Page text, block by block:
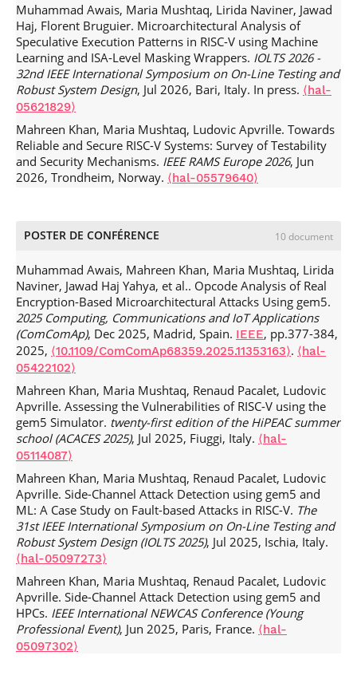
01748398⟩
Muhammad Awais, Maria Mushtaq, Lirida Naviner, Jawad
Haj, Florent Bruguier. Microarchitectural Analysis of
Speculative Execution Patterns in RISC-V using Machine
Learning and ISA-Level Masking Wrappers. IOLTS 2026 -
32nd IEEE International Symposium on On-Line Testing and
Robust System Design, Jul 2026, Bari, Italy. In press. ⟨hal-
05621829⟩
Mahreen Khan, Maria Mushtaq, Ludovic Apvrille. Towards
Reliable and Secure RISC-V Systems: Survey of Testability
and Security Mechanisms. IEEE RAMS Europe 2026, Jun
2026, Trondheim, Norway. ⟨hal-05579640⟩
Timing Side-Channel Attacks on Noisy Neuromorphic
Troy, Alabama, United States.⟨10.1145/YYYYYYY.YYYYYYY⟩
⟨hal-05537343⟩
Mahreen Khan, Maria Mushtaq, Renaud Pacalet, Ludovic
Apvrille. Cross-Core Covert Channel for RISC-V:
Implementation, Countermeasures and Cross-Platform
Analysis.CASCADE Constructive Approaches for SeCurity
Analysis and Design of Embedded systems
Regensburg, Germany. ⟨hal-05510026⟩
Mahreen Khan, Muhammad Emir Bin Mohd Shahfie, Maria
Mushtaq, Renaud Pacalet, Ludovic Apvrille.
Microarchitectural Espionage: FPGA-Based Security
Analysis of Branch Prediction in RISC-V Out-of-Order
Cores.
2026 14th International Symposium on Digital
Forensics and Security (ISDFS), Mar 2026, BOSTON,
Massachusetts, United States. pp.1-7,
⟨10.1109/ISDFS69419.2026.11459082⟩.⟨hal-05479284⟩
Muhammad Awais, Maria Mushtaq, Lirida Naviner, Florent
Bruguier, Jawad Haj Yahya. RV-Sec5: Enhancing RISC-V
Security Evaluation via Targeted ISA-Level Instrumentation
using gem5.AISC 2026 - 17th Australasian Information
Security Conference, Australasian Computer Science Week
(ACSW 2026), Feb 2026, Melbourne, Australia. pp.10-19,
⟨10.1145/3793638.3793640⟩.⟨hal-05525254v2⟩
POSTER DE CONFÉRENCE 10 document
Muhammad Awais, Mahreen Khan, Maria Mushtaq, Lirida
Naviner, Jawad Haj Yahya, et al.. Opcode Analysis of Real
Encryption-Based Microarchitectural Attacks Using gem5.
2025 Computing, Communications and IoT Applications
(ComComAp), Dec 2025, Madrid, Spain. IEEE, pp.377-384,
2025, ⟨10.1109/ComComAp68359.2025.11353163⟩. ⟨hal-
05422102⟩
Mahreen Khan, Maria Mushtaq, Renaud Pacalet, Ludovic
Apvrille. Assessing the Vulnerabilities of RISC-V using the
gem5 Simulator. twenty-first edition of the HiPEAC summer
school (ACACES 2025), Jul 2025, Fiuggi, Italy. ⟨hal-
05114087⟩
Mahreen Khan, Maria Mushtaq, Renaud Pacalet, Ludovic
Apvrille. Side-Channel Attack Detection using gem5 and
ML: A Case Study on Fault-based Attacks in RISC-V. The
31st IEEE International Symposium on On-Line Testing and
Robust System Design (IOLTS 2025), Jul 2025, Ischia, Italy.
⟨hal-05097273⟩
Mahreen Khan, Maria Mushtaq, Renaud Pacalet, Ludovic
Apvrille. Side-Channel Attack Detection using gem5 and
HPCs. IEEE International NEWCAS Conference (Young
Professional Event), Jun 2025, Paris, France. ⟨hal-
05097302⟩